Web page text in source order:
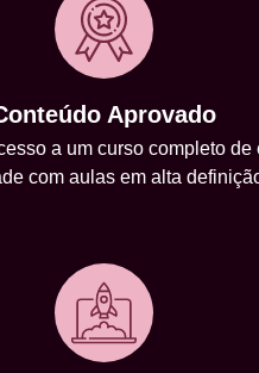
Aprovado
a um curso completo de
com aulas em alta